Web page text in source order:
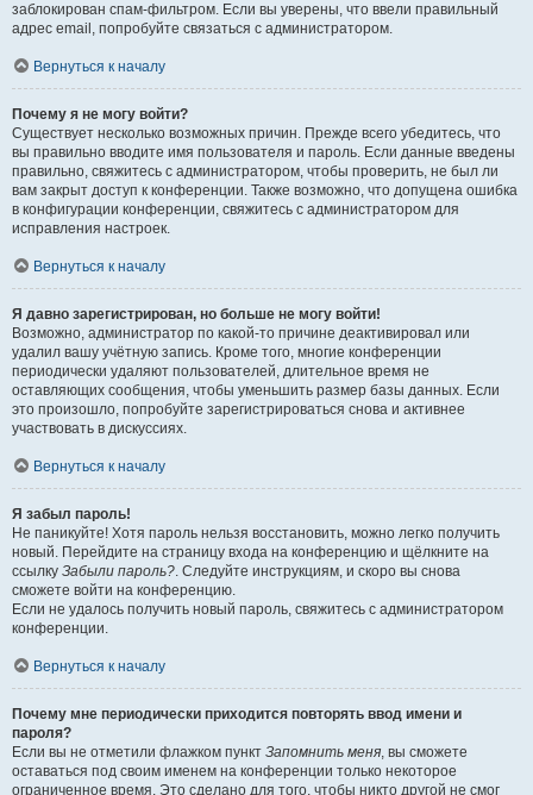
заблокирован спам-фильтром. Если вы уверены, что ввели правильный
адрес email, попробуйте связаться с администратором.
Вернуться к началу
Почему я не могу войти?
Существует несколько возможных причин. Прежде всего убедитесь, что
вы правильно вводите имя пользователя и пароль. Если данные введены
правильно, свяжитесь с администратором, чтобы проверить, не был ли
вам закрыт доступ к конференции. Также возможно, что допущена ошибка
в конфигурации конференции, свяжитесь с администратором для
исправления настроек.
Вернуться к началу
Я давно зарегистрирован, но больше не могу войти!
Возможно, администратор по какой-то причине деактивировал или
удалил вашу учётную запись. Кроме того, многие конференции
периодически удаляют пользователей, длительное время не
оставляющих сообщения, чтобы уменьшить размер базы данных. Если
это произошло, попробуйте зарегистрироваться снова и активнее
участвовать в дискуссиях.
Вернуться к началу
Я забыл пароль!
Не паникуйте! Хотя пароль нельзя восстановить, можно легко получить
новый. Перейдите на страницу входа на конференцию и щёлкните на
ссылку Забыли пароль?. Следуйте инструкциям, и скоро вы снова
сможете войти на конференцию.
Если не удалось получить новый пароль, свяжитесь с администратором
конференции.
Вернуться к началу
Почему мне периодически приходится повторять ввод имени и
пароля?
Если вы не отметили флажком пункт Запомнить меня, вы сможете
оставаться под своим именем на конференции только некоторое
ограниченное время. Это сделано для того, чтобы никто другой не смог